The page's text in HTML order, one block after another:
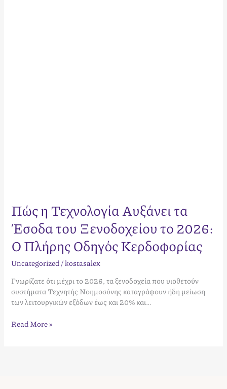
Πώς η Τεχνολογία Αυξάνει τα
Έσοδα του Ξενοδοχείου το 2026:
Ο Πλήρης Οδηγός Κερδοφορίας
Uncategorized/kostasalex
Γνωρίζατε ότι μέχρι το 2026, τα ξενοδοχεία που υιοθετούν
συστήματα Τεχνητής Νοημοσύνης καταγράφουν ήδη μείωση
των λειτουργικών εξόδων έως και 20% και…
Read More »